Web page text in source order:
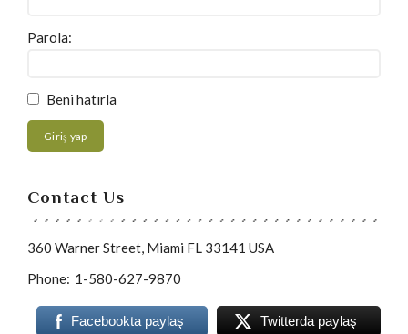
Parola:
Beni hatırla
Giriş yap
Contact Us
360 Warner Street, Miami FL 33141 USA
Phone: 1-580-627-9870
Facebookta paylaş Twitterda paylaş